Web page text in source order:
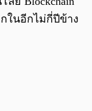
ในอีกไม่กี่ปีข้าง